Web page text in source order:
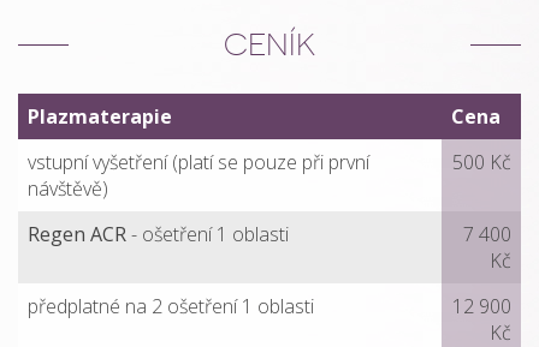
CENÍK
Plazmaterapie
Cena
vstupní vyšetření (platí se pouze při první
návštěvě)
500 Kč
Regen ACR- ošetření 1 oblasti
7 400
Kč
předplatné na 2 ošetření 1 oblasti
12 900
Kč